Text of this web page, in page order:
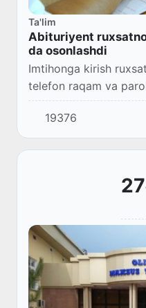
Ta'lim
Abituriyent
da osonlashdi
Imtihonga kirish
telefon raqam va
19376
27